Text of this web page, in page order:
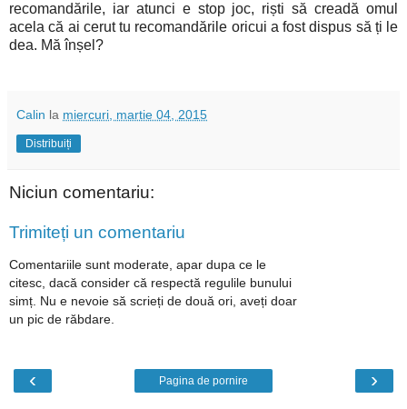
recomandările, iar atunci e stop joc, riști să creadă omul
acela că ai cerut tu recomandările oricui a fost dispus să ți le
dea. Mă înșel?
Calin la miercuri, martie 04, 2015
Distribuiți
Niciun comentariu:
Trimiteți un comentariu
Comentariile sunt moderate, apar dupa ce le
citesc, dacă consider că respectă regulile bunului
simț. Nu e nevoie să scrieți de două ori, aveți doar
un pic de răbdare.
‹ ›
Pagina de pornire